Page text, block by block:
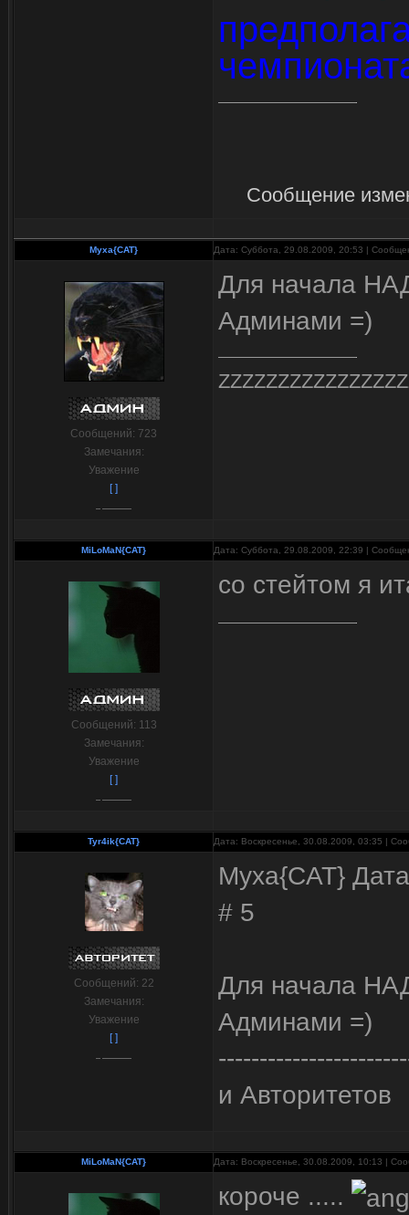
Сообщение
Myxa{CAT} Дата: Суббота, 29.08.2009, 20:53 |
Сообщений: 723
Замечания:
Уважение
[ ]
Для начала
Админами =)
MiLoMaN{CAT} Дата: Суббота, 29.08.2009, 22:39 |
Сообщений: 113
Замечания:
Уважение
[ ]
со стейтом я
Tyr4ik{CAT} Дата: Воскресенье, 30.08.2009, 03:35 |
Сообщений: 22
Замечания:
Уважение
[ ]
Myxa{CAT}
# 5
Для начала
Админами =)
и Авторитетов
MiLoMaN{CAT} Дата: Воскресенье, 30.08.2009, 10:13 |
короче .....